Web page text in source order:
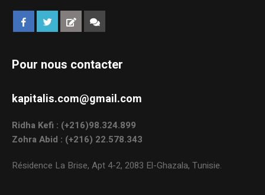
Pour nous contacter
kapitalis.com@gmail.com
Ridha Kefi : (+216)98.324.899
Zohra Abid : (+216) 22.578.343
Résidence La Brise, Apt 4-2, 2083 El-Ghazala, Tunisie.